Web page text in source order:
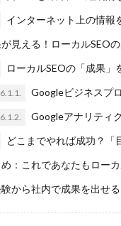
インターネット上の情報
見える！ローカルSEO
ローカルSEOの「成果
6.1.1. Googleビジネスプ
6.1.2. Googleアナリティ
どこまでやれば成功？「
め：これであなたもロー
から社内で成果を出せ